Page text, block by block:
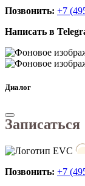
Позвонить: +7
Написать в
Диалог
Записаться
Позвонить: +7